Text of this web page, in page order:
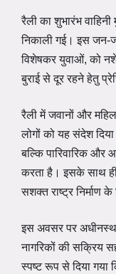
रैली का शुभारंभ
निकाली गई। इस जन-
विशेषकर युवाओं, को
बुराई से दूर रहने हेतु
रैली में जवानों और
लोगों को यह संदेश
बल्कि पारिवारिक और
करता है। इसके साथ
सशक्त राष्ट्र निर्माण
इस अवसर पर अधीनस्थ
नागरिकों की सक्रिय
स्पष्ट रूप से दिया गया